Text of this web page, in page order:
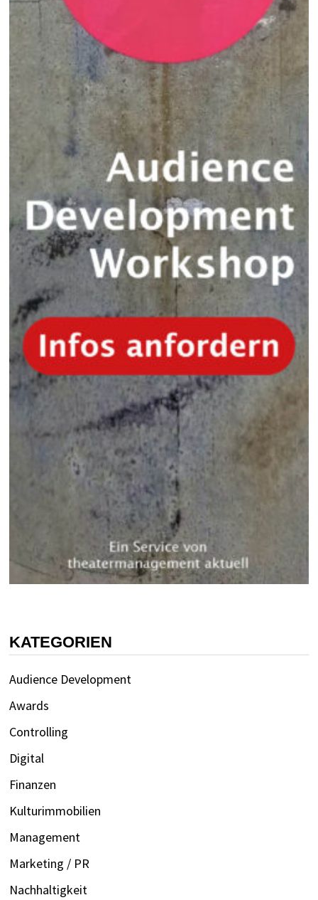
KATEGORIEN
Audience Development
Awards
Controlling
Digital
Finanzen
Kulturimmobilien
Management
Marketing / PR
Nachhaltigkeit